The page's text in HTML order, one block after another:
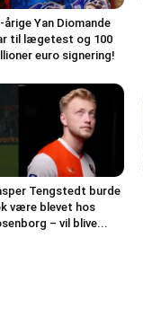
årige Yan Diomande
til lægetest og 100
euro signering!
Tengstedt burde
være blevet hos
– vil blive...